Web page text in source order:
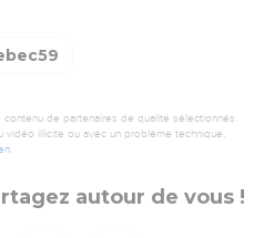
de partenaires de qualité sélectionnés.
vidéo illicite ou avec un problème technique,
.
autour de vous !